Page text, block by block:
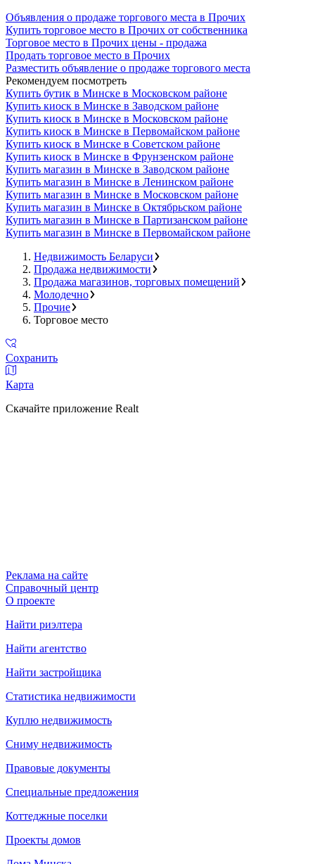
Объявления о продаже торгового места в Прочих
Купить торговое место в Прочих от собственника
Торговое место в Прочих цены - продажа
Продать торговое место в Прочих
Разместить объявление о продаже торгового места
Рекомендуем посмотреть
Купить бутик в Минске в Московском районе
Купить киоск в Минске в Заводском районе
Купить киоск в Минске в Московском районе
Купить киоск в Минске в Первомайском районе
Купить киоск в Минске в Советском районе
Купить киоск в Минске в Фрунзенском районе
Купить магазин в Минске в Заводском районе
Купить магазин в Минске в Ленинском районе
Купить магазин в Минске в Московском районе
Купить магазин в Минске в Октябрьском районе
Купить магазин в Минске в Партизанском районе
Купить магазин в Минске в Первомайском районе
Недвижимость Беларуси
Продажа недвижимости
Продажа магазинов, торговых помещений
Молодечно
Прочие
Торговое место
Сохранить
Карта
Скачайте приложение Realt
Реклама на сайте
Справочный центр
О проекте
Найти риэлтера
Найти агентство
Найти застройщика
Статистика недвижимости
Куплю недвижимость
Сниму недвижимость
Правовые документы
Специальные предложения
Коттеджные поселки
Проекты домов